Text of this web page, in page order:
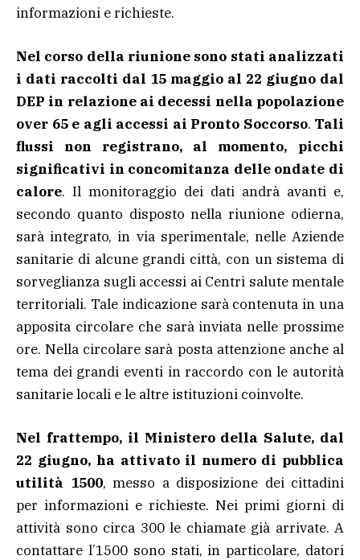
informazioni e richieste.
Nel corso della riunione sono stati analizzati
i dati raccolti dal 15 maggio al 22 giugno dal
DEP in relazione ai decessi nella popolazione
over 65 e agli accessi ai Pronto Soccorso. Tali
flussi non registrano, al momento, picchi
significativi in concomitanza delle ondate di
calore. Il monitoraggio dei dati andrà avanti e,
secondo quanto disposto nella riunione odierna,
sarà integrato, in via sperimentale, nelle Aziende
sanitarie di alcune grandi città, con un sistema di
sorveglianza sugli accessi ai Centri salute mentale
territoriali. Tale indicazione sarà contenuta in una
apposita circolare che sarà inviata nelle prossime
ore. Nella circolare sarà posta attenzione anche al
tema dei grandi eventi in raccordo con le autorità
sanitarie locali e le altre istituzioni coinvolte.
Nel frattempo, il Ministero della Salute, dal
22 giugno, ha attivato il numero di pubblica
utilità 1500, messo a disposizione dei cittadini
per informazioni e richieste. Nei primi giorni di
attività sono circa 300 le chiamate già arrivate. A
contattare l’1500 sono stati, in particolare, datori